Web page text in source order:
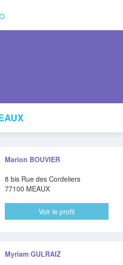
Marion BOUVIER
8 bis Rue des Cordeliers
77100 MEAUX
Voir le profil
Myriam GULRAIZ